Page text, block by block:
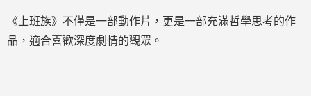
《上班族》不僅是一部動作片，更是一部充滿哲學思考的作
品，適合喜歡深度劇情的觀眾。